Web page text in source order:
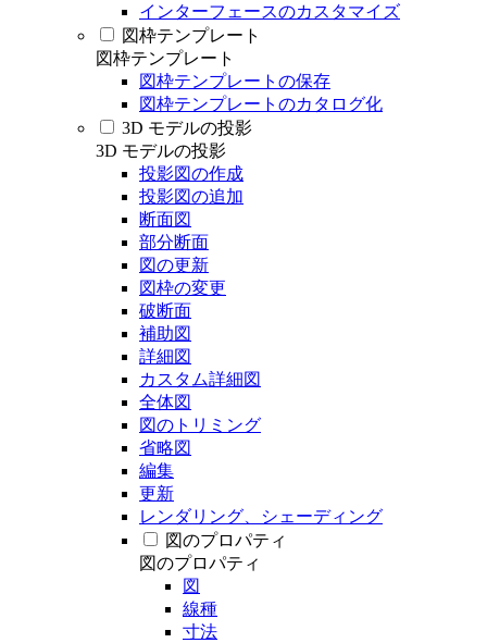
インターフェースのカスタマイズ
図枠テンプレート
図枠テンプレート
図枠テンプレートの保存
図枠テンプレートのカタログ化
3D モデルの投影
3D モデルの投影
投影図の作成
投影図の追加
断面図
部分断面
図の更新
図枠の変更
破断面
補助図
詳細図
カスタム詳細図
全体図
図のトリミング
省略図
編集
更新
レンダリング、シェーディング
図のプロパティ
図のプロパティ
図
線種
寸法